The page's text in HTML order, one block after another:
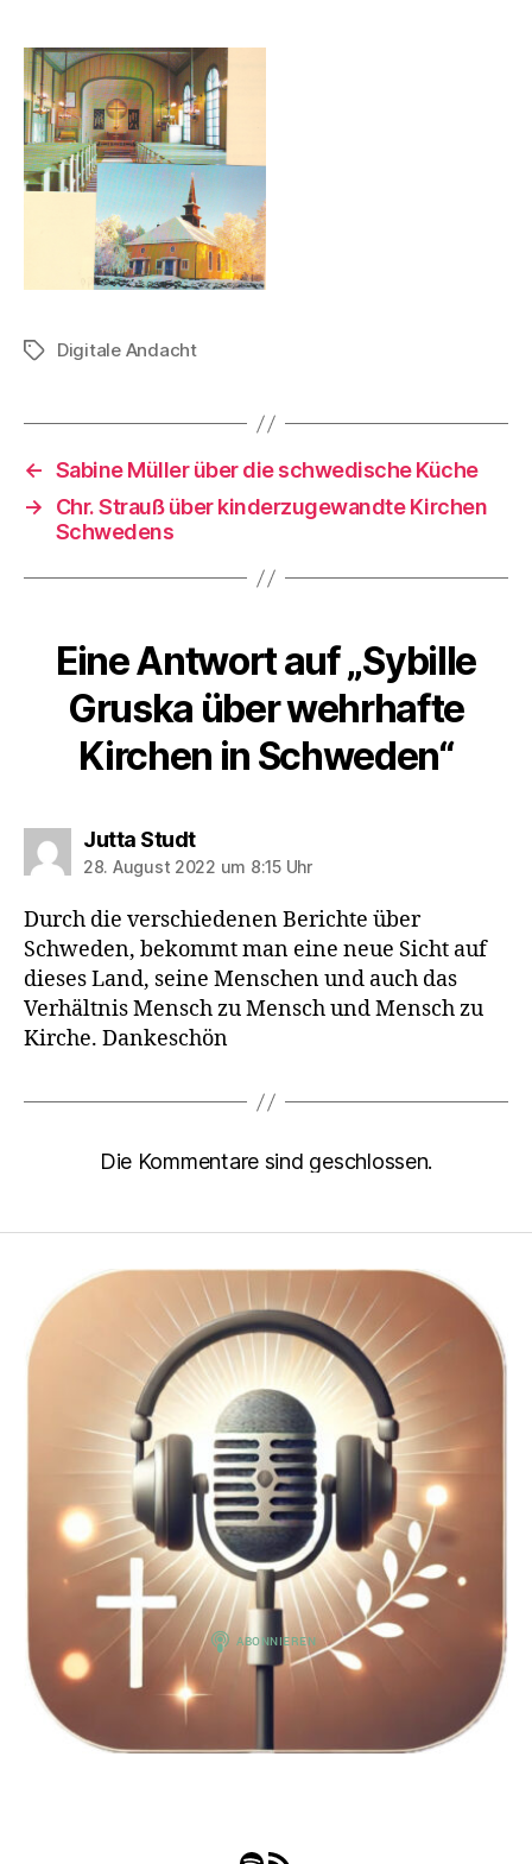
Schlagwörter
Digitale Andacht
← Sabine Müller über die schwedische Küche
→
Chr. Strauß über kinderzugewandte Kirchen
Schwedens
Eine Antwort auf „Sybille
Gruska über wehrhafte
Kirchen in Schweden“
Jutta Studtsagt:
28. August 2022 um 8:15 Uhr
Durch die verschiedenen Berichte über
Schweden, bekommt man eine neue Sicht auf
dieses Land, seine Menschen und auch das
Verhältnis Mensch zu Mensch und Mensch zu
Kirche. Dankeschön
Die Kommentare sind geschlossen.